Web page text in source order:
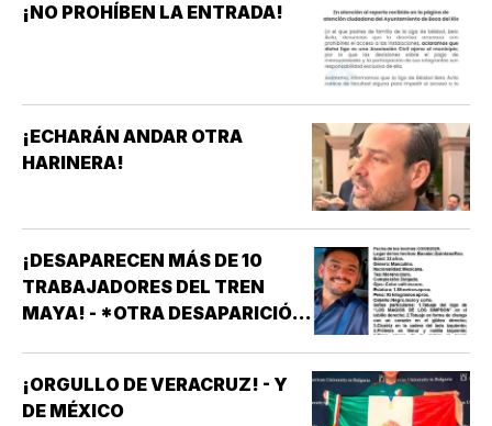
¡NO PROHÍBEN LA ENTRADA!
¡ECHARÁN ANDAR OTRA
HARINERA!
¡DESAPARECEN MÁS DE 10
TRABAJADORES DEL TREN
MAYA! - *OTRA DESAPARICIÓN
¡ORGULLO DE VERACRUZ! - Y
DE MÉXICO